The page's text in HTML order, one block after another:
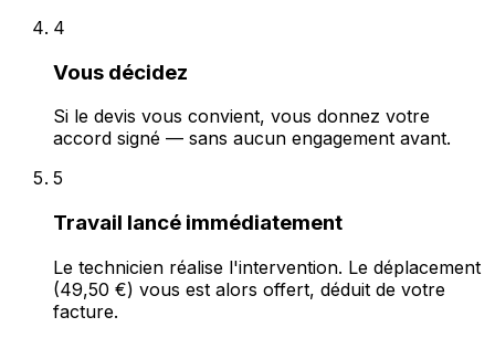
4
Vous décidez
Si le devis vous convient, vous donnez votre
accord signé — sans aucun engagement avant.
5
Travail lancé immédiatement
Le technicien réalise l'intervention. Le déplacement
(49,50 €) vous est alors offert, déduit de votre
facture.